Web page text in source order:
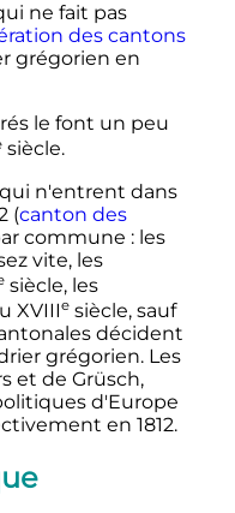
ne fait pas
des cantons
grégorien en
le font un peu
siècle.
n'entrent dans
(canton des
commune : les
vite, les
siècle, les
XVIIIe siècle, sauf
décident
grégorien. Les
et de Grüsch,
d'Europe
en 1812.